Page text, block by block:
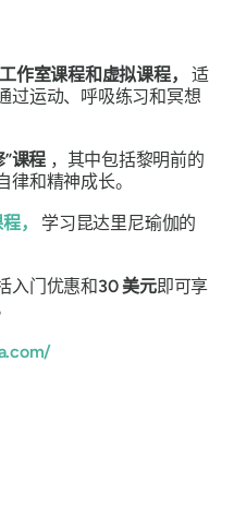
作室课程和虚拟课程，适
过运动、呼吸练习和冥想
”课程 ，其中包括黎明前的
律和精神成长。
，
学习昆达里尼瑜伽的
入门优惠和30 美元即可享